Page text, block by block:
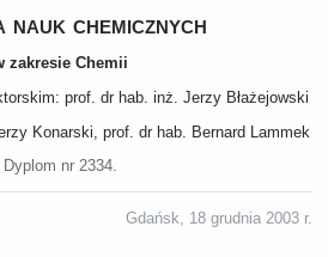
chemicznych
zakresie Chemii
prof. dr hab. inż. Jerzy Błażejowski
Konarski, prof. dr hab. Bernard Lammek
Dyplom nr 2334.
Gdańsk, 18 grudnia 2003 r.